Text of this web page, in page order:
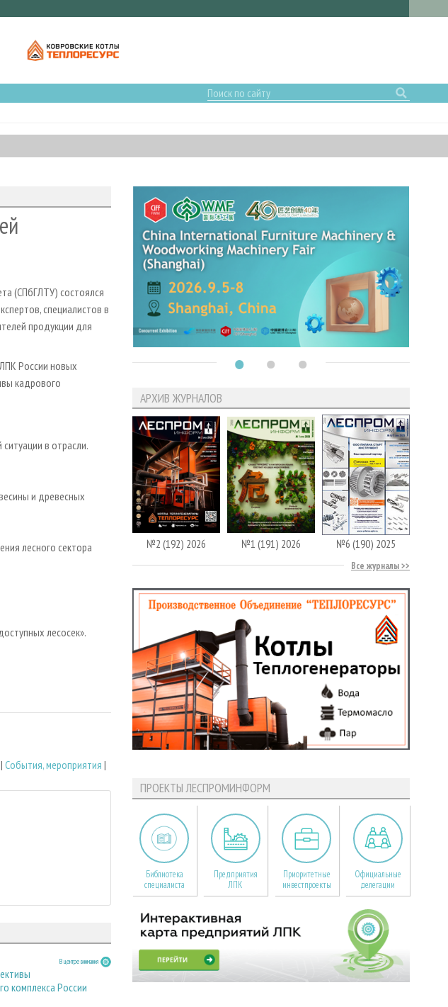
(СПбГЛТУ) состоялся
специалистов в
продукции для
России новых
кадрового
в отрасли.
и древесных
лесного сектора
лесосек».
| События, мероприятия |
В центре внимания
комплекса России
АРХИВ ЖУРНАЛОВ
№2 (192) 2026 №1 (191) 2026 №6 (190) 2025
Все журналы
ПРОЕКТЫ ЛЕСПРОМИНФОРМ
Библиотека
специалиста
Предприятия
ЛПК
Приоритетные
инвестпроекты
Официальные
делегации